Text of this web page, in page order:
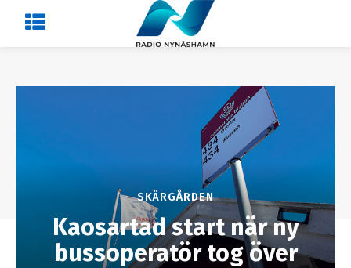
SKÄRGÅRDEN
Kaosartad start när ny
bussoperatör tog över